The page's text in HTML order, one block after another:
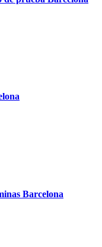
Barcelona